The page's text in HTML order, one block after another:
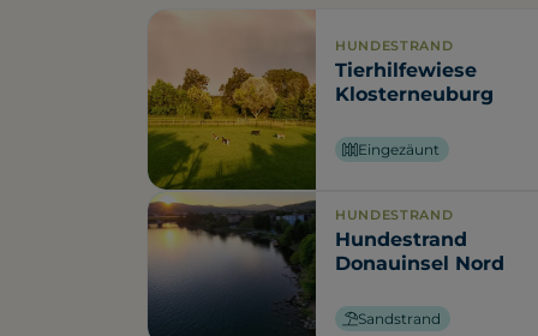
HUNDESTRAND
Tierhilfewiese
Klosterneuburg
Eingezäunt
HUNDESTRAND
Hundestrand
Donauinsel Nord
Sandstrand